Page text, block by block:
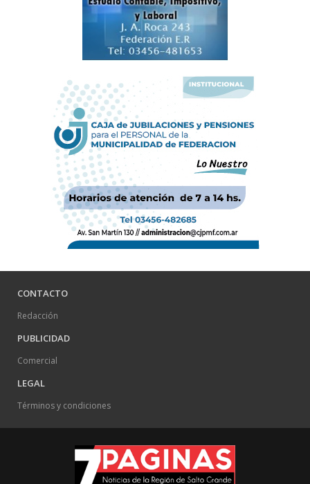
CONTACTO
Redacción
PUBLICIDAD
Comercial
LEGAL
Términos y condiciones